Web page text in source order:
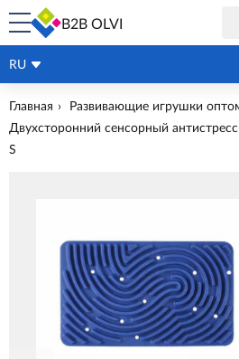
B2B OLVI
RU
Главная
Развивающие игрушки
Двухсторонний сенсорный
S